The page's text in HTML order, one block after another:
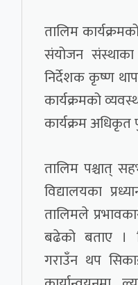
तालिम
संयोजन संस्थाका
निर्देशक कृष्ण
कार्यक्रमको
कार्यक्रम अधिकृत
तालिम पश्चात्
विद्यालयका
तालिमले
बढेको बताए ।
गराउँन थप